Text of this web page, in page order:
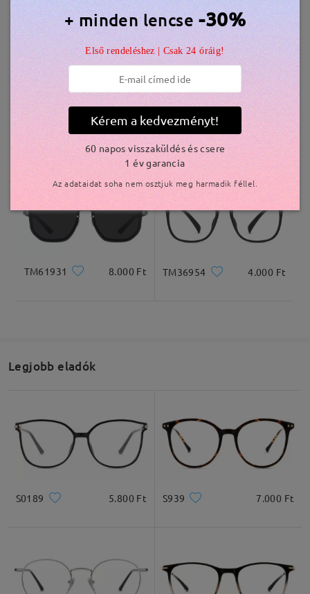
szállítási idő
5-7 munkanap részletek
Kiszállítva
Hasonló keretek
TR50236 8.500 Ft PM50116 7.800 Ft
TM61931 8.000 Ft TM36954 4.000 Ft
Legjobb eladók
S0189 5.800 Ft S939 7.000 Ft
+ minden lencse -30%
Első rendeléshez | Csak 24 óráig!
Kérem a kedvezményt!
60 napos visszaküldés és csere
1 év garancia
Az adataidat soha nem osztjuk meg harmadik féllel.